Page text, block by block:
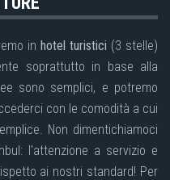
in hotel turistici (3 stelle)
soprattutto in base alla
sono semplici, e potremo
con le comodità a cui
Non dimentichiamoci
l'attenzione a servizio e
ai nostri standard! Per